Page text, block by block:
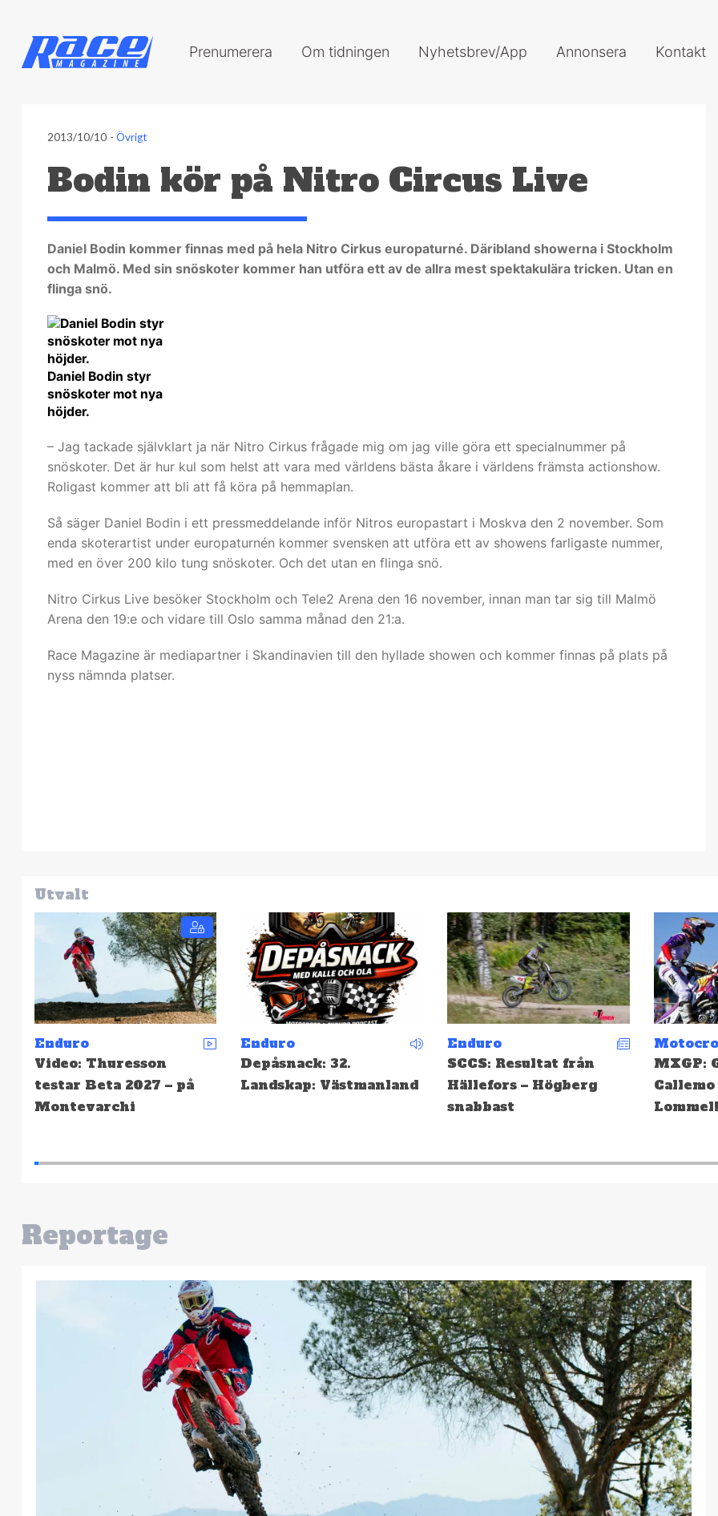
Prenumerera Om tidningen Nyhetsbrev/App Annonsera Kontakt
2013/10/10 - Övrigt
Bodin kör på Nitro Circus Live
Daniel Bodin kommer finnas med på hela Nitro Cirkus europaturné. Däribland showerna i Stockholm
och Malmö. Med sin snöskoter kommer han utföra ett av de allra mest spektakulära tricken. Utan en
flinga snö.
Daniel Bodin styr
snöskoter mot nya
höjder.
– Jag tackade självklart ja när Nitro Cirkus frågade mig om jag ville göra ett specialnummer på
snöskoter. Det är hur kul som helst att vara med världens bästa åkare i världens främsta actionshow.
Roligast kommer att bli att få köra på hemmaplan.
Så säger Daniel Bodin i ett pressmeddelande inför Nitros europastart i Moskva den 2 november. Som
enda skoterartist under europaturnén kommer svensken att utföra ett av showens farligaste nummer,
med en över 200 kilo tung snöskoter. Och det utan en flinga snö.
Nitro Cirkus Live besöker Stockholm och Tele2 Arena den 16 november, innan man tar sig till Malmö
Arena den 19:e och vidare till Oslo samma månad den 21:a.
Race Magazine är mediapartner i Skandinavien till den hyllade showen och kommer finnas på plats på
nyss nämnda platser.
Utvalt
Enduro
Depåsnack: 32.
Landskap: Västmanland
Enduro
SCCS: Resultat från
Hällefors – Högberg
Motocross
MXGP: Gifting och
Callemo topp tio i
Lommel!
EMX:
medalj i
Reportage